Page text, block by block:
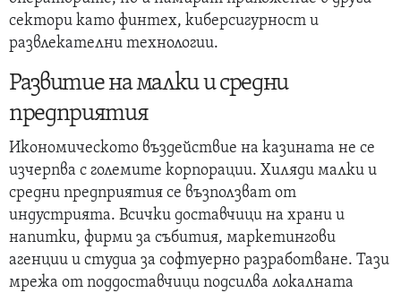
сектори като финтех, киберсигурност и
развлекателни технологии.
Развитие на малки и средни
предприятия
Икономическото въздействие на казината не се
изчерпва с големите корпорации. Хиляди малки и
средни предприятия се възползват от
индустрията. Всички доставчици на храни и
напитки, фирми за събития, маркетингови
агенции и студиа за софтуерно разработване. Тази
мрежа от поддоставчици подсилва локалната